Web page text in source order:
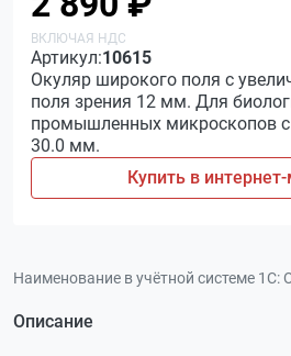
Артикул:10615
Окуляр широкого поля с
поля зрения 12 мм. Для
промышленных микроскопов
30.0 мм.
Купить в
Наименование в учётной системе 1С:
Описание